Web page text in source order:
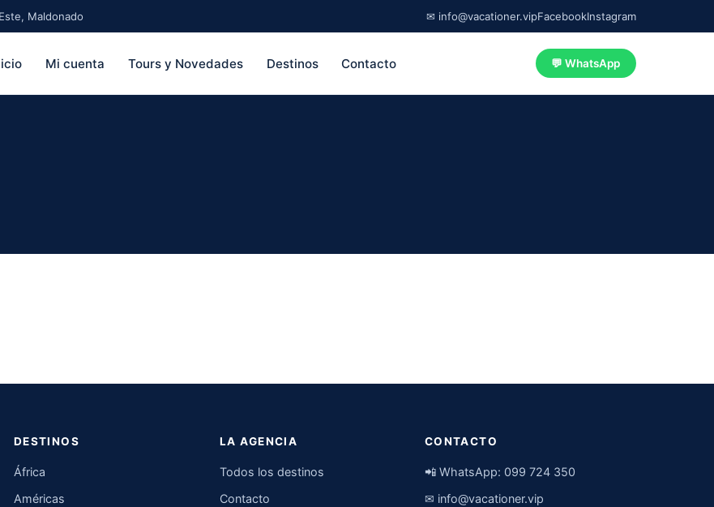
Maldonado ✉ info@vacationer.vipFacebookInstagram
Mi cuenta Tours y Novedades Destinos Contacto 💬 WhatsApp
DESTINOS
África
Américas
LA AGENCIA
Todos los destinos
Contacto
CONTACTO
📲 WhatsApp: 099 724 350
✉ info@vacationer.vip